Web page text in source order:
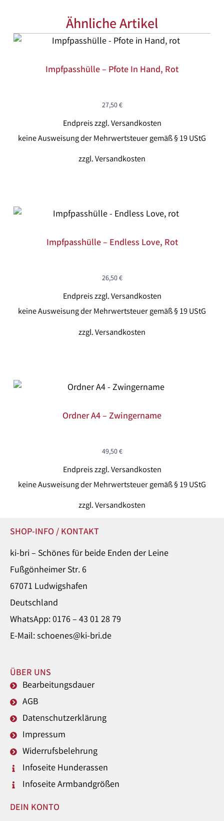
Ähnliche Artikel
Impfpasshülle – Pfote In Hand, Rot
27,50€
Endpreis zzgl. Versandkosten
keine Ausweisung der Mehrwertsteuer gemäß § 19 UStG
zzgl.Versandkosten
Impfpasshülle – Endless Love, Rot
26,50€
Endpreis zzgl. Versandkosten
keine Ausweisung der Mehrwertsteuer gemäß § 19 UStG
zzgl.Versandkosten
Ordner A4 – Zwingername
49,50€
Endpreis zzgl. Versandkosten
keine Ausweisung der Mehrwertsteuer gemäß § 19 UStG
zzgl.Versandkosten
SHOP-INFO / KONTAKT
ki-bri – Schönes für beide Enden der Leine
Fußgönheimer Str. 6
67071 Ludwigshafen
Deutschland
WhatsApp: 0176 – 43 01 28 79
E-Mail: schoenes@ki-bri.de
ÜBER UNS
Bearbeitungsdauer
AGB
Datenschutzerklärung
Impressum
Widerrufsbelehrung
Infoseite Hunderassen
Infoseite Armbandgrößen
DEIN KONTO